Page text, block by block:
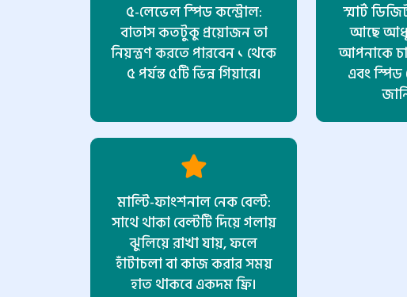
৫-লেভেল স্পিড কন্ট্রোল:
বাতাস কতটুকু প্রয়োজন তা
নিয়ন্ত্রণ করতে পারবেন ১ থেকে
৫ পর্যন্ত ৫টি ভিন্ন গিয়ারে।
স্মার্ট
আছে
আপনাকে
এবং
মাল্টি-ফাংশনাল নেক বেল্ট:
সাথে থাকা বেল্টটি দিয়ে গলায়
ঝুলিয়ে রাখা যায়, ফলে
হাঁটাচলা বা কাজ করার সময়
হাত থাকবে একদম ফ্রি।